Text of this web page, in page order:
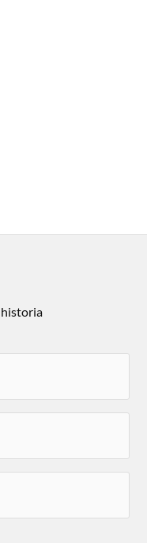
historia